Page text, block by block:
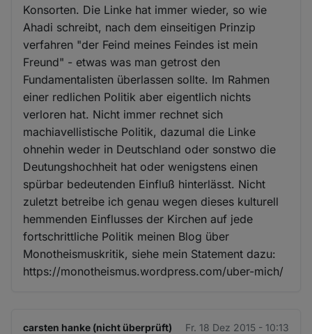
Konsorten. Die Linke hat immer wieder, so wie
Ahadi schreibt, nach dem einseitigen Prinzip
verfahren "der Feind meines Feindes ist mein
Freund" - etwas was man getrost den
Fundamentalisten überlassen sollte. Im Rahmen
einer redlichen Politik aber eigentlich nichts
verloren hat. Nicht immer rechnet sich
machiavellistische Politik, dazumal die Linke
ohnehin weder in Deutschland oder sonstwo die
Deutungshochheit hat oder wenigstens einen
spürbar bedeutenden Einfluß hinterlässt. Nicht
zuletzt betreibe ich genau wegen dieses kulturell
hemmenden Einflusses der Kirchen auf jede
fortschrittliche Politik meinen Blog über
Monotheismuskritik, siehe mein Statement dazu:
https://monotheismus.wordpress.com/uber-mich/
carsten hanke (nicht überprüft) Fr. 18 Dez 2015 - 10:13